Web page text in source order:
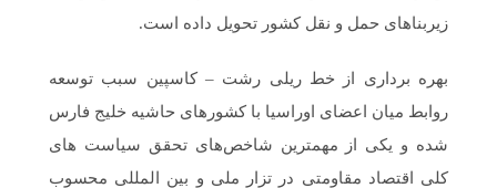
زیربناهای حمل و نقل کشور تحویل داده است.
بهره برداری از خط ریلی رشت – کاسپین سبب توسعه
روابط میان اعضای اوراسیا با کشورهای حاشیه خلیج فارس
شده و یکی از مهمترین شاخص‌های تحقق سیاست ‌های
کلی اقتصاد مقاومتی در تزار ملی و بین المللی محسوب